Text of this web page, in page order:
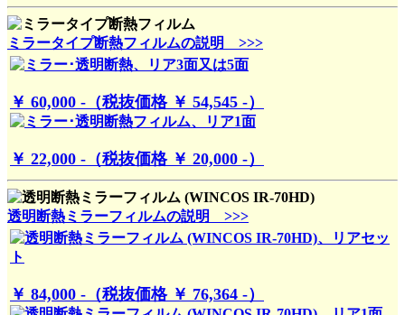
ミラータイプ断熱フィルムの説明 >>>
￥ 60,000 -（税抜価格 ￥ 54,545 -）
￥ 22,000 -（税抜価格 ￥ 20,000 -）
透明断熱ミラーフィルムの説明 >>>
￥ 84,000 -（税抜価格 ￥ 76,364 -）